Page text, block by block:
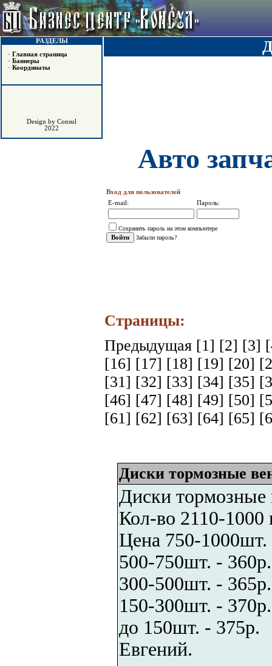
РАЗДЕЛЫ
• Главная страница
• Баннеры
• Координаты
Design by Consul
2022
Авто
Вход для пользователей
E-mail:
Пароль:
Сохранить пароль на этом компьютере
Забыли пароль?
Страницы:
Предыдущая [1] [2] [3]
[16] [17] [18] [19] [20]
[31] [32] [33] [34] [35]
[46] [47] [48] [49] [50]
[61] [62] [63] [64] [65]
Диски тормозные
Диски тормозные
Кол-во 2110-
Цена 750-1000шт.
500-750шт. - 360р.
300-500шт. - 365р.
150-300шт. - 370р.
до 150шт. - 375р.
Евгений.